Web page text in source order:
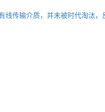
传输介质，并未被时代淘汰